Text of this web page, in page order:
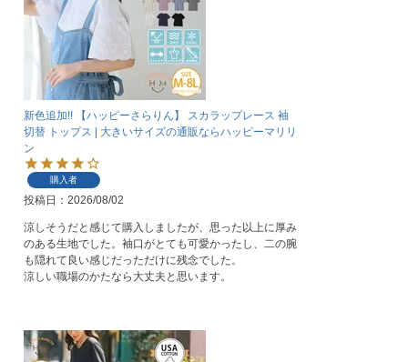
新色追加!! 【ハッピーさらりん】 スカラップレース 袖
切替 トップス | 大きいサイズの通販ならハッピーマリリ
ン
購入者
投稿日 2026/08/02
涼しそうだと感じて購入しましたが、思った以上に厚み
のある生地でした。袖口がとても可愛かったし、二の腕
も隠れて良い感じだっただけに残念でした。
涼しい職場のかたなら大丈夫と思います。